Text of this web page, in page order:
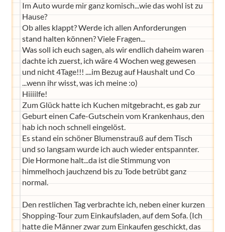
Im Auto wurde mir ganz komisch...wie das wohl ist zu
Hause?
Ob alles klappt? Werde ich allen Anforderungen
stand halten können? Viele Fragen...
Was soll ich euch sagen, als wir endlich daheim waren
dachte ich zuerst, ich wäre 4 Wochen weg gewesen
und nicht 4Tage!!! ....im Bezug auf Haushalt und Co
...wenn ihr wisst, was ich meine :o)
Hiiiilfe!
Zum Glück hatte ich Kuchen mitgebracht, es gab zur
Geburt einen Cafe-Gutschein vom Krankenhaus, den
hab ich noch schnell eingelöst.
Es stand ein schöner Blumenstrauß auf dem Tisch
und so langsam wurde ich auch wieder entspannter.
Die Hormone halt...da ist die Stimmung von
himmelhoch jauchzend bis zu Tode betrübt ganz
normal.
Den restlichen Tag verbrachte ich, neben einer kurzen
Shopping-Tour zum Einkaufsladen, auf dem Sofa. (Ich
hatte die Männer zwar zum Einkaufen geschickt, das